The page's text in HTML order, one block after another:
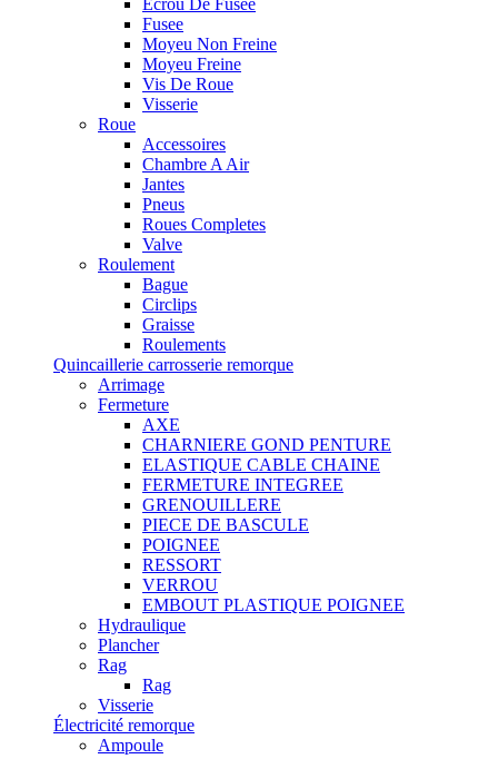
Ecrou De Fusee
Fusee
Moyeu Non Freine
Moyeu Freine
Vis De Roue
Visserie
Roue
Accessoires
Chambre A Air
Jantes
Pneus
Roues Completes
Valve
Roulement
Bague
Circlips
Graisse
Roulements
Quincaillerie carrosserie remorque
Arrimage
Fermeture
AXE
CHARNIERE GOND PENTURE
ELASTIQUE CABLE CHAINE
FERMETURE INTEGREE
GRENOUILLERE
PIECE DE BASCULE
POIGNEE
RESSORT
VERROU
EMBOUT PLASTIQUE POIGNEE
Hydraulique
Plancher
Rag
Rag
Visserie
Électricité remorque
Ampoule